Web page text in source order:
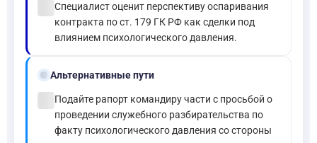
Специалист оценит перспективу оспаривания
контракта по ст. 179 ГК РФ как сделки под
влиянием психологического давления.
alt_routeАльтернативные пути
Подайте рапорт командиру части с просьбой о
проведении служебного разбирательства по
факту психологического давления со стороны